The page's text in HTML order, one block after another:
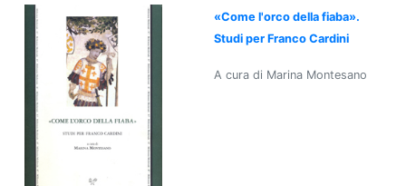
«Come l'orco della fiaba».
Studi per Franco Cardini
A cura di Marina Montesano